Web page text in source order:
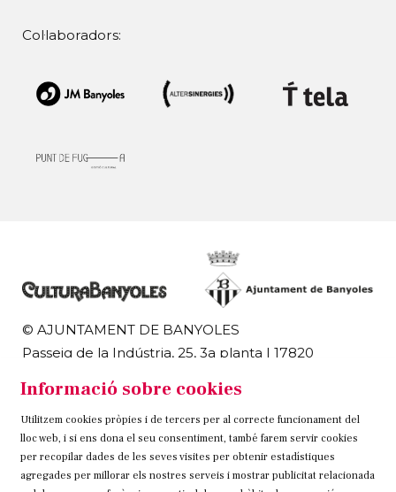
Col·laboradors:
© AJUNTAMENT DE BANYOLES
Passeig de la Indústria, 25, 3a planta | 17820
972 58 18 48 | 972 57 00 50
Sitemap Avís Legal Ús de Cookies Contacteu
Link a instagram
Link a twitter
Link a facebook
Informació sobre cookies
Utilitzem cookies pròpies i de tercers per al correcte funcionament del
lloc web, i si ens dona el seu consentiment, també farem servir cookies
per recopilar dades de les seves visites per obtenir estadístiques
agregades per millorar els nostres serveis i mostrar publicitat relacionada